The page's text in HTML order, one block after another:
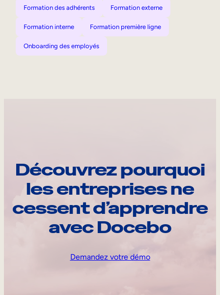
Formation des adhérents Formation externe
Formation interne Formation première ligne
Onboarding des employés
Découvrez pourquoi
les entreprises ne
cessent d’apprendre
avec Docebo
Demandez votre démo